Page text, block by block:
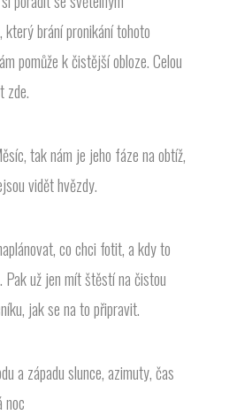
brání pronikání tohoto
pomůže k čistější obloze. Celou
zde.
tak nám je jeho fáze na obtíž,
vidět hvězdy.
co chci fotit, a kdy to
Pak už jen mít štěstí na čistou
jak se na to připravit.
a západu slunce, azimuty, čas
noc